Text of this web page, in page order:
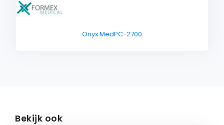
Onyx MedPC-2700
Bekijk ook